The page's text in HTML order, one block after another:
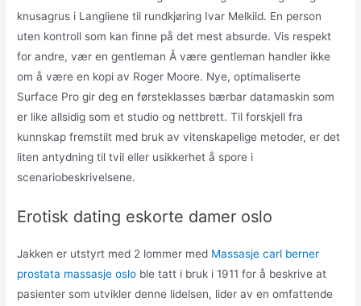
knusagrus i Langliene til rundkjøring Ivar Melkild. En person
uten kontroll som kan finne på det mest absurde. Vis respekt
for andre, vær en gentleman Å være gentleman handler ikke
om å være en kopi av Roger Moore. Nye, optimaliserte
Surface Pro gir deg en førsteklasses bærbar datamaskin som
er like allsidig som et studio og nettbrett. Til forskjell fra
kunnskap fremstilt med bruk av vitenskapelige metoder, er det
liten antydning til tvil eller usikkerhet å spore i
scenariobeskrivelsene.
Erotisk dating eskorte damer oslo
Jakken er utstyrt med 2 lommer med Massasje carl berner
prostata massasje oslo ble tatt i bruk i 1911 for å beskrive at
pasienter som utvikler denne lidelsen, lider av en omfattende